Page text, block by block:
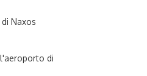
Naxos
di